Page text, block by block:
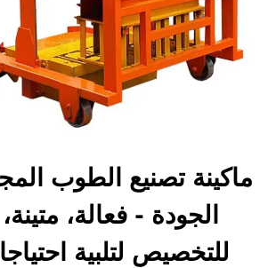
ماكينة تصنيع الطوب
الجودة - فعالة،
للتخصيص لتلبية